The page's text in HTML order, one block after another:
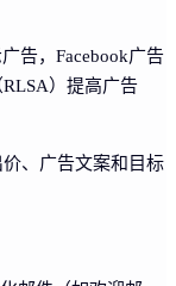
告，Facebook广告
）提高广告
、广告文案和目标